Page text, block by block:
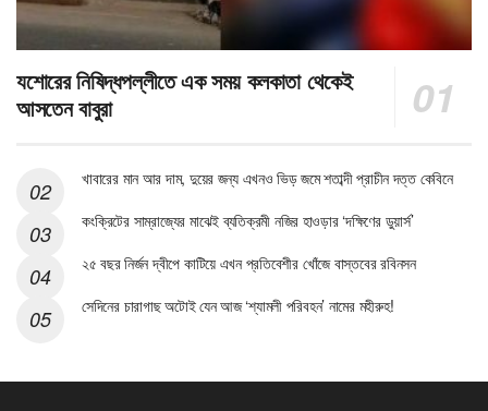
যশোরের নিষিদ্ধপল্লীতে এক সময় কলকাতা থেকেই
আসতেন বাবুরা
খাবারের মান আর দাম, দুয়ের জন্য এখনও ভিড় জমে শতাব্দী প্রাচীন দত্ত কেবিনে
কংক্রিটের সাম্রাজ্যের মাঝেই ব্যতিক্রমী নজির হাওড়ার ‘দক্ষিণের ডুয়ার্স’
২৫ বছর নির্জন দ্বীপে কাটিয়ে এখন প্রতিবেশীর খোঁজে বাস্তবের রবিনসন
সেদিনের চারাগাছ অটোই যেন আজ ‘শ্যামলী পরিবহন’ নামের মহীরুহ!